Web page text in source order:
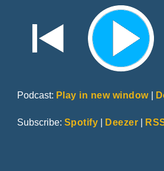
Podcast: Play in new window|
Subscribe: Spotify Deezer